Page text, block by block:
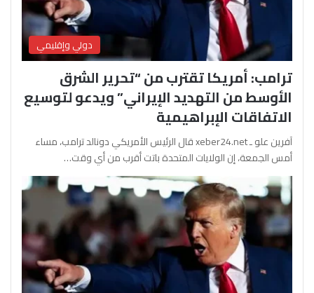
دولي وإقليمي
ترامب: أمريكا تقترب من “تحرير الشرق
الأوسط من التهديد الإيراني” ويدعو لتوسيع
الاتفاقات الإبراهيمية
آفرين علو ـ xeber24.net قال الرئيس الأمريكي دونالد ترامب، مساء
أمس الجمعة، إن الولايات المتحدة باتت أقرب من أي وقت…